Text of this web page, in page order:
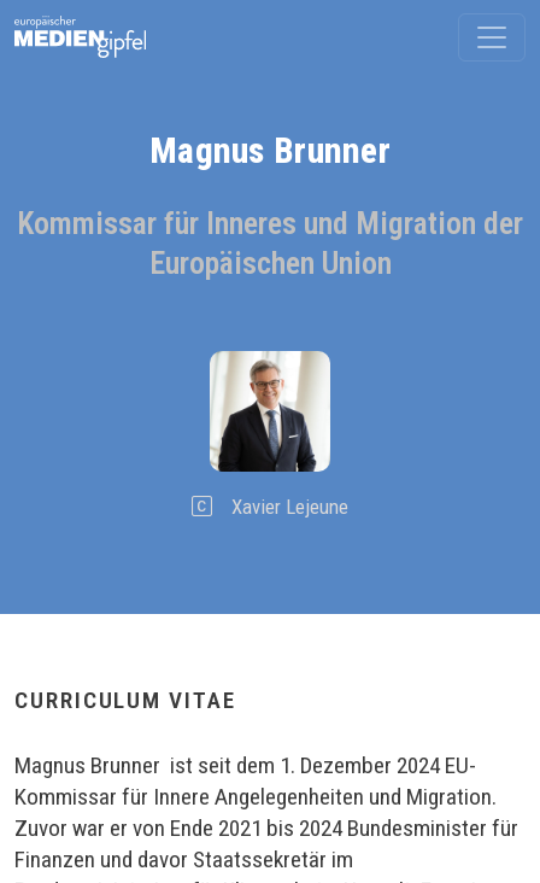
Magnus Brunner
Kommissar für Inneres und Migration der
Europäischen Union
Xavier Lejeune
CURRICULUM VITAE
Magnus Brunner ist seit dem 1. Dezember 2024 EU-
Kommissar für Innere Angelegenheiten und Migration.
Zuvor war er von Ende 2021 bis 2024 Bundesminister für
Finanzen und davor Staatssekretär im